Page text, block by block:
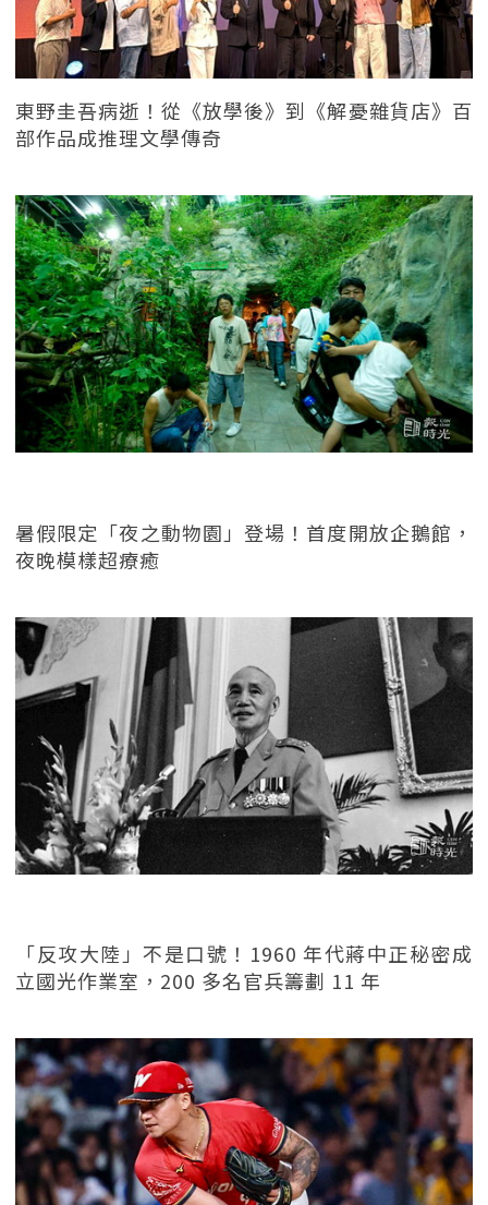
東野圭吾病逝！從《放學後》到《解憂雜貨店》百
部作品成推理文學傳奇
暑假限定「夜之動物園」登場！首度開放企鵝館，
夜晚模樣超療癒
「反攻大陸」不是口號！1960 年代蔣中正秘密成
立國光作業室，200 多名官兵籌劃 11 年